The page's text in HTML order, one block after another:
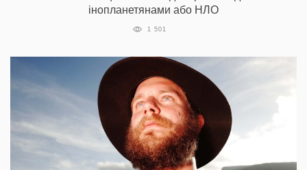
інопланетянами або НЛО
1 501